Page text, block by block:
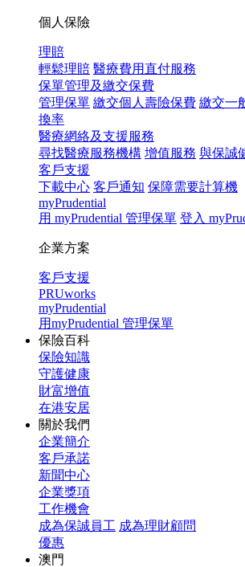
個人保險
理賠
輕鬆理賠 醫療費用直付服務
保單管理及繳交保費
管理保單 繳交個人壽險保費 繳交一
換率
醫療網絡及支援服務
尋找醫療服務機構 增值服務 與保誠
客戶支援
下載中心 客戶通知 保障需要計算機
myPrudential
用 myPrudential 管理保單 登入
企業方案
客戶支援
PRUworks
myPrudential
用myPrudential 管理保單
保險百科
保險知識
守護健康
財富增值
在港安居
關於我們
企業簡介
客戶承諾
新聞中心
企業獎項
工作機會
成為保誠員工 成為理財顧問
優惠
澳門